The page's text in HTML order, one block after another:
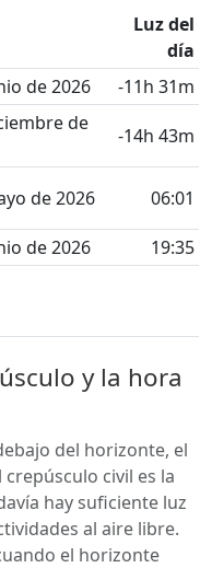
Luz del
día
de 2026 -11h 31m
de
-14h 43m
de 2026 06:01
de 2026 19:35
y la hora
del horizonte, el
civil es la
hay suficiente luz
al aire libre.
el horizonte